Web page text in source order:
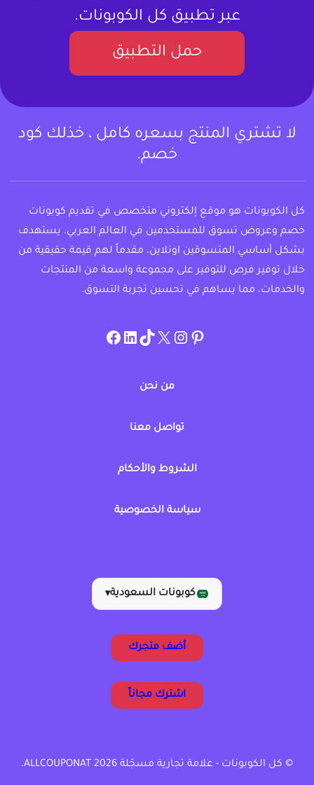
عبر تطبيق كل الكوبونات.
حمل التطبيق
لا تشتري المنتج بسعره كامل ، خذلك كود
خصم.
كل الكوبونات هو موقع إلكتروني متخصص في تقديم كوبونات
خصم وعروض تسوق للمستخدمين في العالم العربي. يستهدف
بشكل أساسي المتسوقين اونلاين، مقدماً لهم قيمة حقيقية من
خلال توفير فرص للتوفير على مجموعة واسعة من المنتجات
والخدمات، مما يساهم في تحسين تجربة التسوق.
pinterest
allcouponat
twitter
TikTok
linkedin
facebook
من نحن
تواصل معنا
الشروط والأحكام
سياسة الخصوصية
كوبونات السعودية▾
أضف متجرك
اشترك مجاناً
© كل الكوبونات - علامة تجارية مسجّلة ALLCOUPONAT 2026.